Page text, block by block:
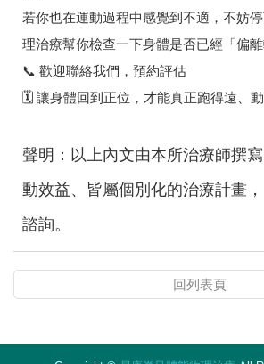
若你也在運動過程中感覺到不適，不妨
理治療幫你檢查一下身體是否已經「偏離
📞 歡迎聯絡我們，預約評估
🗓️ 讓身體回到正位，才能真正跑得遠、動
聲明：以上內文由本所治療師撰
動效益、皆屬個別化的治療計畫
諮詢。
回列表頁